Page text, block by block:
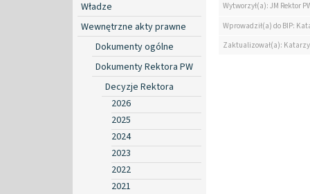
Władze
Wewnętrzne akty prawne
Dokumenty ogólne
Dokumenty Rektora PW
Decyzje Rektora
2026
2025
2024
2023
2022
2021
Wytworzył(a): JM Rektor
Wprowadził(a) do BIP:
Zaktualizował(a):